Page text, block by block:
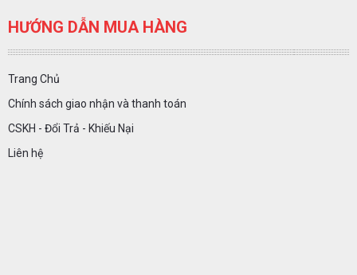
HƯỚNG DẪN MUA HÀNG
Trang Chủ
Chính sách giao nhận và thanh toán
CSKH - Đổi Trả - Khiếu Nại
Liên hệ